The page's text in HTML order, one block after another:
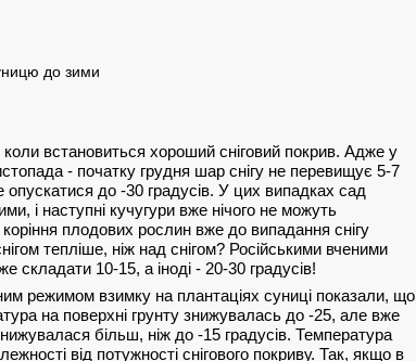
до зими
встановиться хороший сніговий покрив. Адже у
- початку грудня шар снігу не перевищує 5-7
до -30 градусів. У цих випадках сад
і наступні кучугури вже нічого не можуть
плодових рослин вже до випадання снігу
тепліше, ніж над снігом? Російськими вченими
складати 10-15, а іноді - 20-30 градусів!
режимом взимку на плантаціях суниці показали, що
на поверхні грунту знижувалась до -25, але вже
більш, ніж до -15 градусів. Температура
від потужності снігового покриву. Так, якщо в